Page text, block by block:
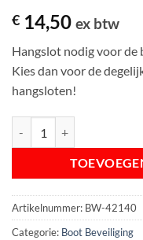
€ 14,50 ex btw
Hangslot nodig voor de
Kies dan voor de
hangsloten!
Artikelnummer: BW-42140
Categorie: Boot Beveiliging